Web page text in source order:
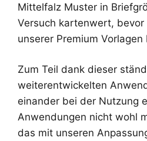
Mittelfalz Muster in
Versuch kartenwert,
unserer Premium
Zum Teil dank dieser
weiterentwickelten
einander bei der Nutzung
Anwendungen nicht wohl
das mit unseren